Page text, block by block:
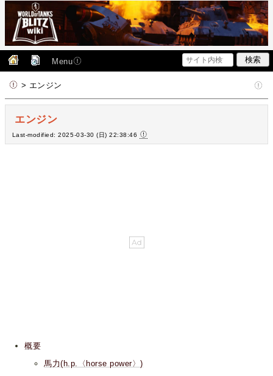
Menu
> エンジン
エンジン
Last-modified: 2025-03-30 (日) 22:38:46
概要
馬力(h.p.〈horse power〉)